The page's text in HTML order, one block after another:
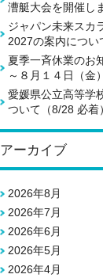
漕艇大会を開催し
ジャパン未来スカ
2027の案内につい
夏季一斉休業のお
～８月１４日（金）
愛媛県公立高等学
ついて（8/28 必着
アーカイブ
2026年8月
2026年7月
2026年6月
2026年5月
2026年4月